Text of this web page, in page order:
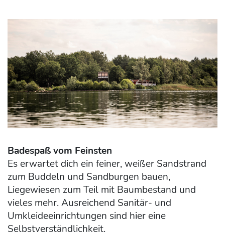
Badespaß vom Feinsten
Es erwartet dich ein feiner, weißer Sandstrand
zum Buddeln und Sandburgen bauen,
Liegewiesen zum Teil mit Baumbestand und
vieles mehr. Ausreichend Sanitär- und
Umkleideeinrichtungen sind hier eine
Selbstverständlichkeit.